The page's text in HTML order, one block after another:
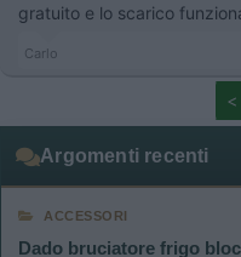
gratuito e lo scarico
Carlo
<
Argomenti recenti
ACCESSORI
Dado bruciatore frigo